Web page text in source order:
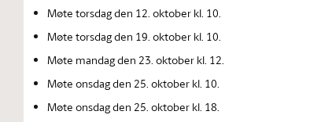
Møte torsdag den 12. oktober kl. 10.
Møte torsdag den 19. oktober kl. 10.
Møte mandag den 23. oktober kl. 12.
Møte onsdag den 25. oktober kl. 10.
Møte onsdag den 25. oktober kl. 18.